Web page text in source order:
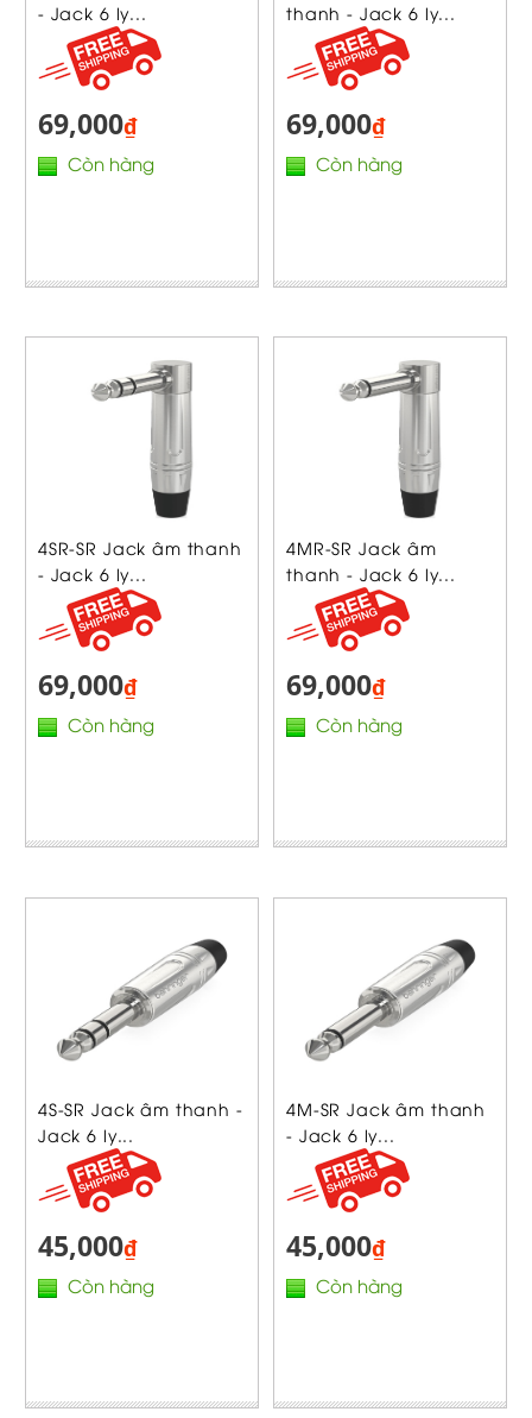
- Jack 6 ly...
69,000₫
Còn hàng
thanh - Jack 6 ly...
69,000₫
Còn hàng
4SR-SR Jack âm thanh
- Jack 6 ly...
69,000₫
Còn hàng
4MR-SR Jack âm
thanh - Jack 6 ly...
69,000₫
Còn hàng
4S-SR Jack âm thanh -
Jack 6 ly...
45,000₫
Còn hàng
4M-SR Jack âm thanh
- Jack 6 ly...
45,000₫
Còn hàng